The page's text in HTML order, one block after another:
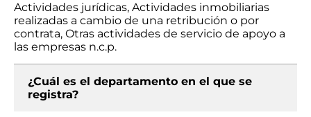
Actividades jurídicas, Actividades inmobiliarias
realizadas a cambio de una retribución o por
contrata, Otras actividades de servicio de apoyo a
las empresas n.c.p.
¿Cuál es el departamento en el que se
registra?